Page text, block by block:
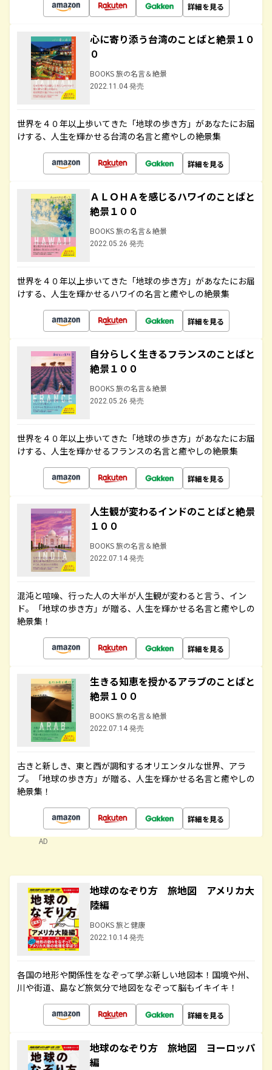
詳細を見る
心に寄り添う台湾のことばと絶景１０
０
BOOKS 旅の名言＆絶景
2022.11.04 発売
世界を４０年以上歩いてきた「地球の歩き方」があなたにお届
けする、人生を輝かせる台湾の名言と癒やしの絶景集
詳細を見る
ＡＬＯＨＡを感じるハワイのことばと
絶景１００
BOOKS 旅の名言＆絶景
2022.05.26 発売
世界を４０年以上歩いてきた「地球の歩き方」があなたにお届
けする、人生を輝かせるハワイの名言と癒やしの絶景集
詳細を見る
自分らしく生きるフランスのことばと
絶景１００
BOOKS 旅の名言＆絶景
2022.05.26 発売
世界を４０年以上歩いてきた「地球の歩き方」があなたにお届
けする、人生を輝かせるフランスの名言と癒やしの絶景集
詳細を見る
人生観が変わるインドのことばと絶景
１００
BOOKS 旅の名言＆絶景
2022.07.14 発売
混沌と喧噪、行った人の大半が人生観が変わると言う、イン
ド。「地球の歩き方」が贈る、人生を輝かせる名言と癒やしの
絶景集！
詳細を見る
生きる知恵を授かるアラブのことばと
絶景１００
BOOKS 旅の名言＆絶景
2022.07.14 発売
古きと新しき、東と西が調和するオリエンタルな世界、アラ
ブ。「地球の歩き方」が贈る、人生を輝かせる名言と癒やしの
絶景集！
詳細を見る
AD
地球のなぞり方 旅地図 アメリカ大
陸編
BOOKS 旅と健康
2022.10.14 発売
各国の地形や関係性をなぞって学ぶ新しい地図本！国境や州、
川や街道、島など旅気分で地図をなぞって脳もイキイキ！
詳細を見る
地球のなぞり方 旅地図 ヨーロッパ
編